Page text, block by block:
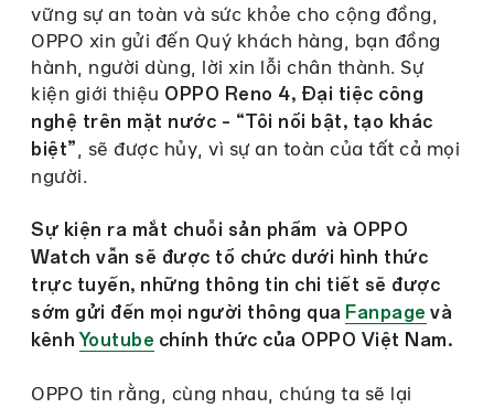
vững sự an toàn và sức khỏe cho cộng đồng,
OPPO xin gửi đến Quý khách hàng, bạn đồng
hành, người dùng, lời xin lỗi chân thành. Sự
kiện giới thiệu OPPO Reno 4, Đại tiệc công
nghệ trên mặt nước – “Tôi nổi bật, tạo khác
biệt” , sẽ được hủy, vì sự an toàn của tất cả mọi
người.
Sự kiện ra mắt chuỗi sản phẩm và OPPO
Watch vẫn sẽ được tổ chức dưới hình thức
trực tuyến, những thông tin chi tiết sẽ được
sớm gửi đến mọi người thông qua Fanpage và
kênh Youtube chính thức của OPPO Việt Nam.
OPPO tin rằng, cùng nhau, chúng ta sẽ lại